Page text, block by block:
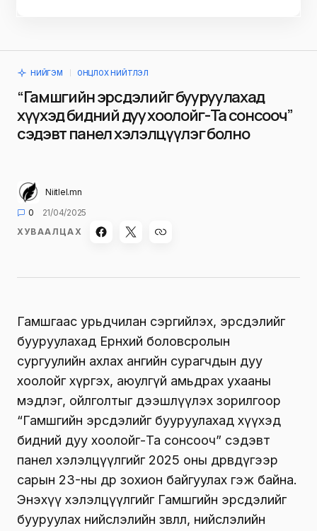
НИЙГЭМ ОНЦЛОХ НИЙТЛЭЛ
“Гамшгийн эрсдэлийг бууруулахад
хүүхэд бидний дуу хоолойг-Та сонсооч”
сэдэвт панел хэлэлцүүлэг болно
Niitlel.mn
0
21/04/2025
ХУВААЛЦАХ
Гамшгаас урьдчилан сэргийлэх, эрсдэлийг
бууруулахад Ерөнхий боловсролын
сургуулийн ахлах ангийн сурагчдын дуу
хоолойг хүргэх, аюулгүй амьдрах ухааны
мэдлэг, ойлголтыг дээшлүүлэх зорилгоор
“Гамшгийн эрсдэлийг бууруулахад хүүхэд
бидний дуу хоолойг-Та сонсооч” сэдэвт
панел хэлэлцүүлгийг 2025 оны дөрөвдүгээр
сарын 23-ны өдөр зохион байгуулах гэж байна.
Энэхүү хэлэлцүүлгийг Гамшгийн эрсдэлийг
бууруулах нийслэлийн зөвлөл, нийслэлийн